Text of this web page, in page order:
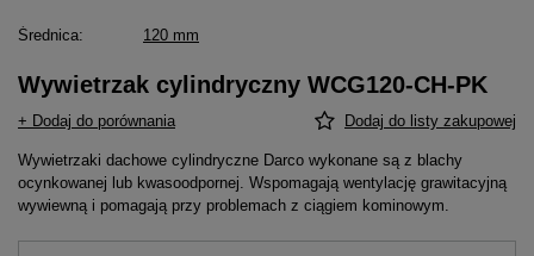
Średnica 120 mm
Wywietrzak cylindryczny WCG120-CH-PK
+ Dodaj do porównania Dodaj do listy zakupowej
Wywietrzaki dachowe cylindryczne Darco wykonane są z blachy
ocynkowanej lub kwasoodpornej. Wspomagają wentylację grawitacyjną
wywiewną i pomagają przy problemach z ciągiem kominowym.